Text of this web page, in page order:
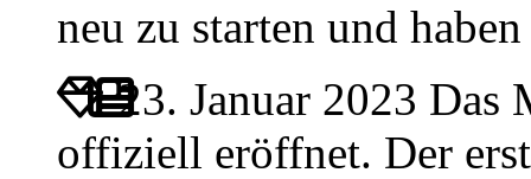
neu zu starten und
23. Januar 2023 Das
offiziell eröffnet. Der